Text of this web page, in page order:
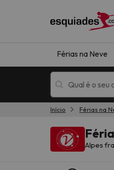
Férias na Neve
Férias na
Início Férias na
Alpes